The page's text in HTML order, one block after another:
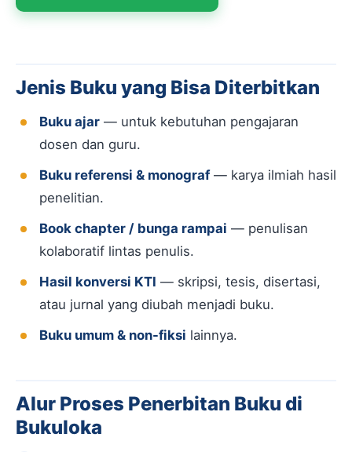
Jenis Buku yang Bisa Diterbitkan
Buku ajar — untuk kebutuhan pengajaran
dosen dan guru.
Buku referensi & monograf— karya ilmiah hasil
penelitian.
Book chapter / bunga rampai — penulisan
kolaboratif lintas penulis.
Hasil konversi KTI — skripsi, tesis, disertasi,
atau jurnal yang diubah menjadi buku.
Buku umum & non-fiksi lainnya.
Alur Proses Penerbitan Buku di
Bukuloka